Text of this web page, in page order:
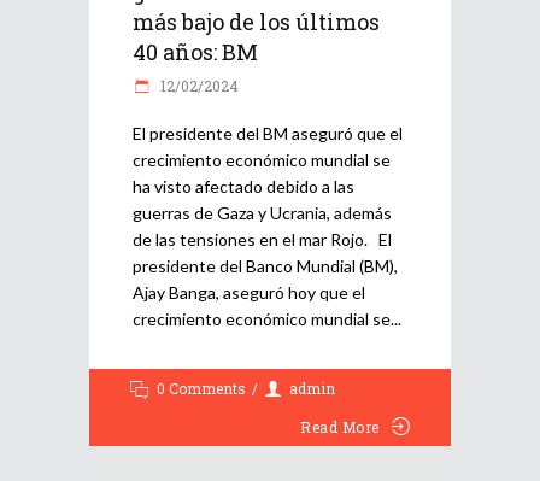
más bajo de los últimos
40 años: BM
12/02/2024
El presidente del BM aseguró que el
crecimiento económico mundial se
ha visto afectado debido a las
guerras de Gaza y Ucrania, además
de las tensiones en el mar Rojo. El
presidente del Banco Mundial (BM),
Ajay Banga, aseguró hoy que el
crecimiento económico mundial se
0 Comments
admin
Read More